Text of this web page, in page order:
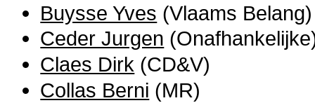
Buysse Yves (Vlaams Belang)
Ceder Jurgen
Claes Dirk (CD&V)
Collas Berni (MR)